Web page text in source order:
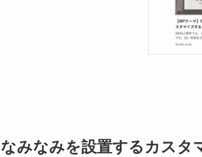
なみなみを設置するカスタ